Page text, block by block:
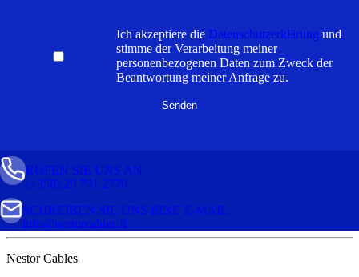
Ich akzeptiere die Datenschutzerklärung und
stimme der Verarbeitung meiner
personenbezogenen Daten zum Zweck der
Beantwortung meiner Anfrage zu.
(+358) 20 791 2770
RUFEN SIE UNS AN
info@nestorcables.fi
SCHREIBEN SIE UNS EINE E-MAIL
Nestor Cables